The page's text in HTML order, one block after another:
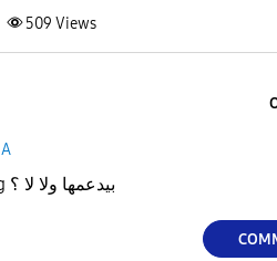
509 Views
جالاكسى A
ميزه مكالمات الواي فاي a15 5g بيدعمها ولا لا ؟